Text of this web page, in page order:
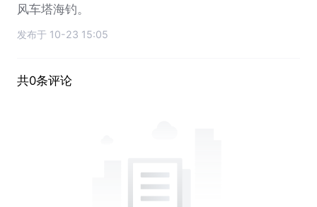
风车塔海钓。
发布于 10-23 15:05
共0条评论